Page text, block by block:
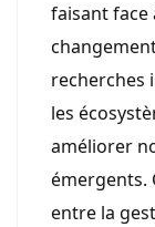
faisant face
recherches
les
améliorer
émergents.
entre la